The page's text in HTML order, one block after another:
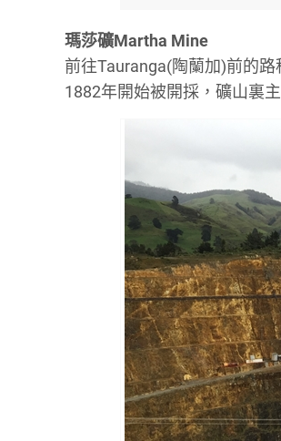
瑪莎礦Martha Mine
前往Tauranga(陶蘭加)前的
1882年開始被開採，礦山裏